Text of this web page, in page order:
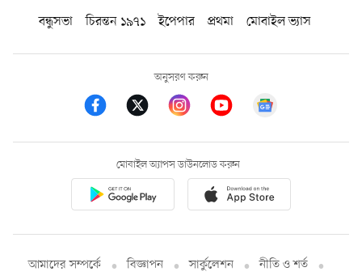
বন্ধুসভা
চিরন্তন ১৯৭১ ইপেপার প্রথমা মোবাইল ভ্যাস
অনুসরণ করুন
মোবাইল অ্যাপস ডাউনলোড করুন
আমাদের সম্পর্কে বিজ্ঞাপন সার্কুলেশন নীতি ও শর্ত